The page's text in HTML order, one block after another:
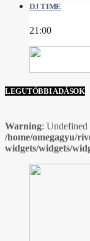
DJ TIME
21:00
LEGUTÓBBI ADÁSOK
Warning:
/home/omegagyu/
widgets/widgets/